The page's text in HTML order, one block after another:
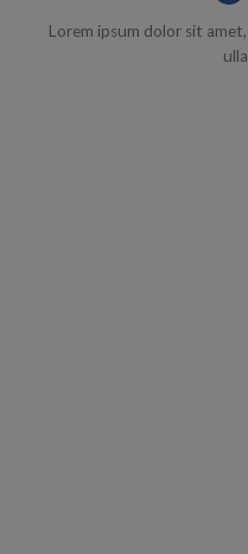
Lorem ipsum dolor sit